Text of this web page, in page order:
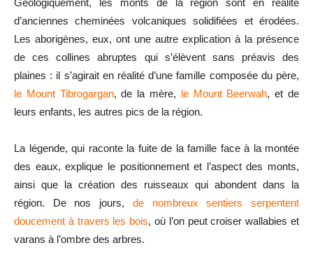
Géologiquement, les monts de la région sont en réalité
d’anciennes cheminées volcaniques solidifiées et érodées.
Les aborigènes, eux, ont une autre explication à la présence
de ces collines abruptes qui s’élèvent sans préavis des
plaines : il s’agirait en réalité d’une famille composée du père,
le Mount Tibrogargan, de la mère, le Mount Beerwah, et de
leurs enfants, les autres pics de la région.
La légende, qui raconte la fuite de la famille face à la montée
des eaux, explique le positionnement et l’aspect des monts,
ainsi que la création des ruisseaux qui abondent dans la
région. De nos jours, de nombreux sentiers serpentent
doucement à travers les bois, où l’on peut croiser wallabies et
varans à l’ombre des arbres.